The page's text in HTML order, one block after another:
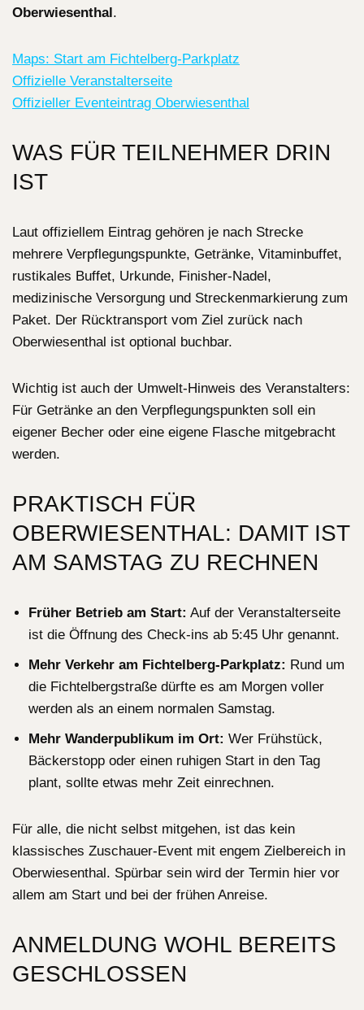
Oberwiesenthal.
Maps: Start am Fichtelberg-Parkplatz
Offizielle Veranstalterseite
Offizieller Eventeintrag Oberwiesenthal
WAS FÜR TEILNEHMER DRIN
IST
Laut offiziellem Eintrag gehören je nach Strecke
mehrere Verpflegungspunkte, Getränke, Vitaminbuffet,
rustikales Buffet, Urkunde, Finisher-Nadel,
medizinische Versorgung und Streckenmarkierung zum
Paket. Der Rücktransport vom Ziel zurück nach
Oberwiesenthal ist optional buchbar.
Wichtig ist auch der Umwelt-Hinweis des Veranstalters:
Für Getränke an den Verpflegungspunkten soll ein
eigener Becher oder eine eigene Flasche mitgebracht
werden.
PRAKTISCH FÜR
OBERWIESENTHAL: DAMIT IST
AM SAMSTAG ZU RECHNEN
Früher Betrieb am Start: Auf der Veranstalterseite
ist die Öffnung des Check-ins ab 5:45 Uhr genannt.
Mehr Verkehr am Fichtelberg-Parkplatz: Rund um
die Fichtelbergstraße dürfte es am Morgen voller
werden als an einem normalen Samstag.
Mehr Wanderpublikum im Ort: Wer Frühstück,
Bäckerstopp oder einen ruhigen Start in den Tag
plant, sollte etwas mehr Zeit einrechnen.
Für alle, die nicht selbst mitgehen, ist das kein
klassisches Zuschauer-Event mit engem Zielbereich in
Oberwiesenthal. Spürbar sein wird der Termin hier vor
allem am Start und bei der frühen Anreise.
ANMELDUNG WOHL BEREITS
GESCHLOSSEN